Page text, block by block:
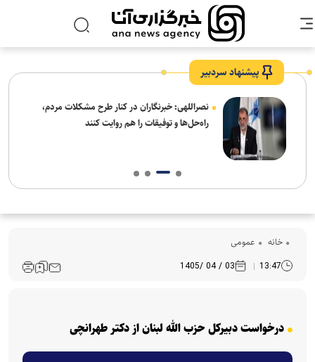
پیشنهاد سردبیر
نصراللهی: خبرنگاران در کنار طرح مشکلات مردم،
راه‌حل‌ها و توفیقات را هم روایت کنند
خانه عمومی
13:47
03 / 04 /1405
درخواست دبیرکل حزب الله لبنان از دکتر طهرانچی